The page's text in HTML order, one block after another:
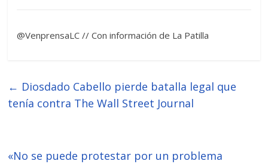
@VenprensaLC // Con información de La Patilla
← Diosdado Cabello pierde batalla legal que
tenía contra The Wall Street Journal
«No se puede protestar por un problema